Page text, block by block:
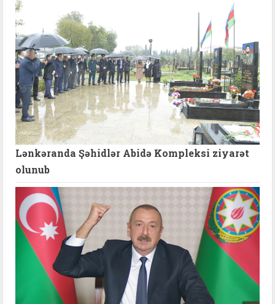
Lənkəranda Şəhidlər Abidə Kompleksi ziyarət
olunub